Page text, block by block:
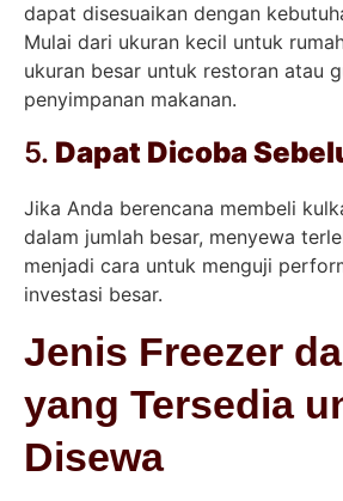
dapat disesuaikan dengan
Mulai dari ukuran kecil untuk
ukuran besar untuk restoran atau
penyimpanan makanan.
5. Dapat Dicoba
Jika Anda berencana membeli
dalam jumlah besar, menyewa
menjadi cara untuk menguji
investasi besar.
Jenis Freezer
yang Tersedia
Disewa